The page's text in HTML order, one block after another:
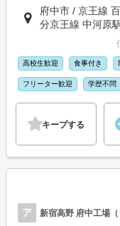
府中市 / 京王線
分京王線 中河原
高校生歓迎 食事付き
フリーター歓迎 学歴不問
キープする
ア 新宿高野 府中工場（